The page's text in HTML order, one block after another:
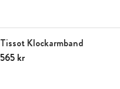
Tissot Klockarmband
Pris :565 kr
565 kr